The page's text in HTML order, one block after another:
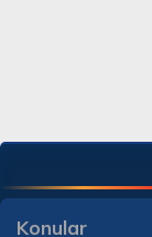
Konular